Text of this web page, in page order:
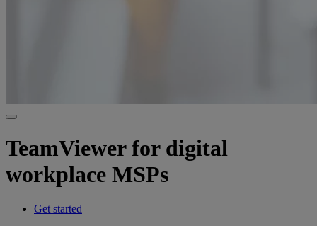
TeamViewer for digital
workplace MSPs
Get started